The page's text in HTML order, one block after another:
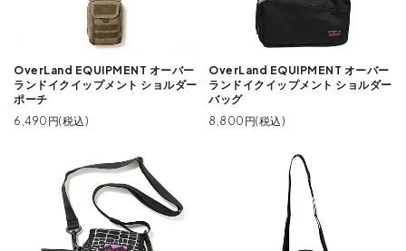
OverLand EQUIPMENT オーバー
ランドイクイップメント ショルダー
ポーチ
6,490円(税込)
OverLand EQUIPMENT オーバー
ランドイクイップメント ショルダー
バッグ
8,800円(税込)